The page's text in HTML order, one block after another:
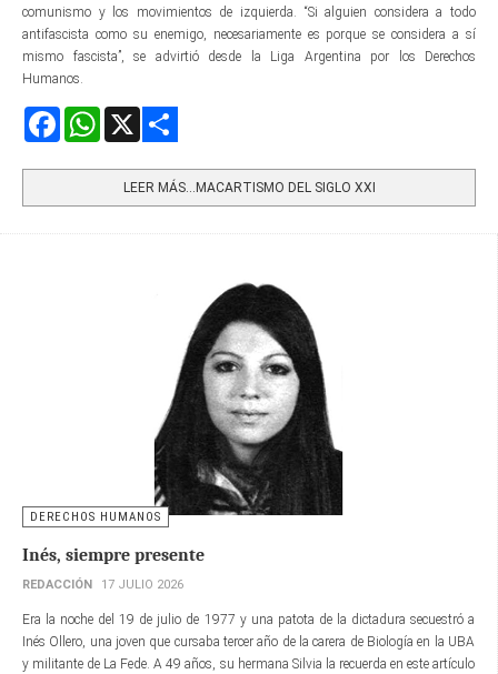
comunismo y los movimientos de izquierda. “Si alguien considera a todo
antifascista como su enemigo, necesariamente es porque se considera a sí
mismo fascista”, se advirtió desde la Liga Argentina por los Derechos
Humanos.
FacebookWhatsApp
LEER MÁS…MACARTISMO DEL SIGLO XXI
DERECHOS HUMANOS
Inés, siempre presente
REDACCIÓN 17 JULIO 2026
Era la noche del 19 de julio de 1977 y una patota de la dictadura secuestró a
Inés Ollero, una joven que cursaba tercer año de la carera de Biología en la UBA
y militante de La Fede. A 49 años, su hermana Silvia la recuerda en este artículo